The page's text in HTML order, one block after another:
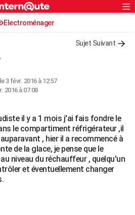
S'inscrire
Connexion
Electroménager
Sujet Suivant
3 févr. 2016 à 12:57
2016 à 07:08
il y a 1 mois j'ai fais fondre le
le compartiment réfrigérateur ,il
, hier il a recommencé à
de la glace, je pense que le
niveau du réchauffeur , quelqu'un
et éventuellement changer